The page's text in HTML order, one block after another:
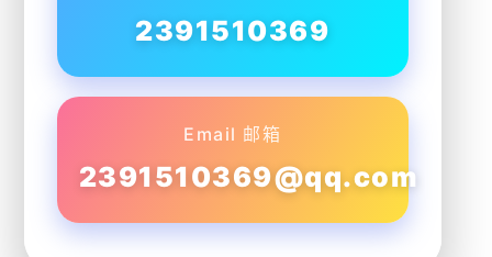
2391510369
Email 邮箱
2391510369@qq.com